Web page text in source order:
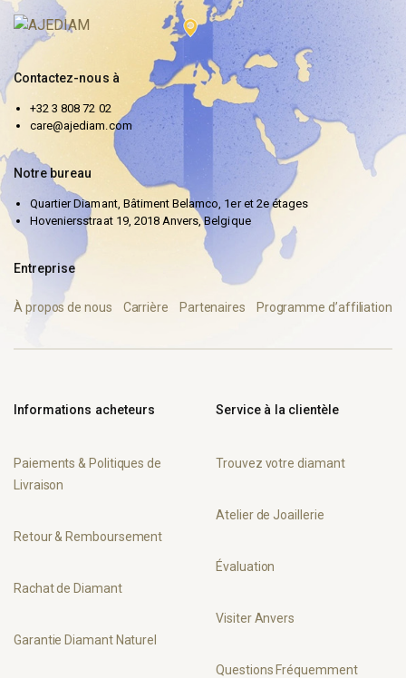
Contactez-nous à
+32 3 808 72 02
care@ajediam.com
Notre bureau
Quartier Diamant, Bâtiment Belamco, 1er et 2e étages
Hoveniersstraat 19, 2018 Anvers, Belgique
Entreprise
À propos de nous Carrière Partenaires Programme d’affiliation
Informations acheteurs
Paiements & Politiques de
Livraison
Retour & Remboursement
Rachat de Diamant
Garantie Diamant Naturel
Service à la clientèle
Trouvez votre diamant
Atelier de Joaillerie
Évaluation
Visiter Anvers
Questions Fréquemment